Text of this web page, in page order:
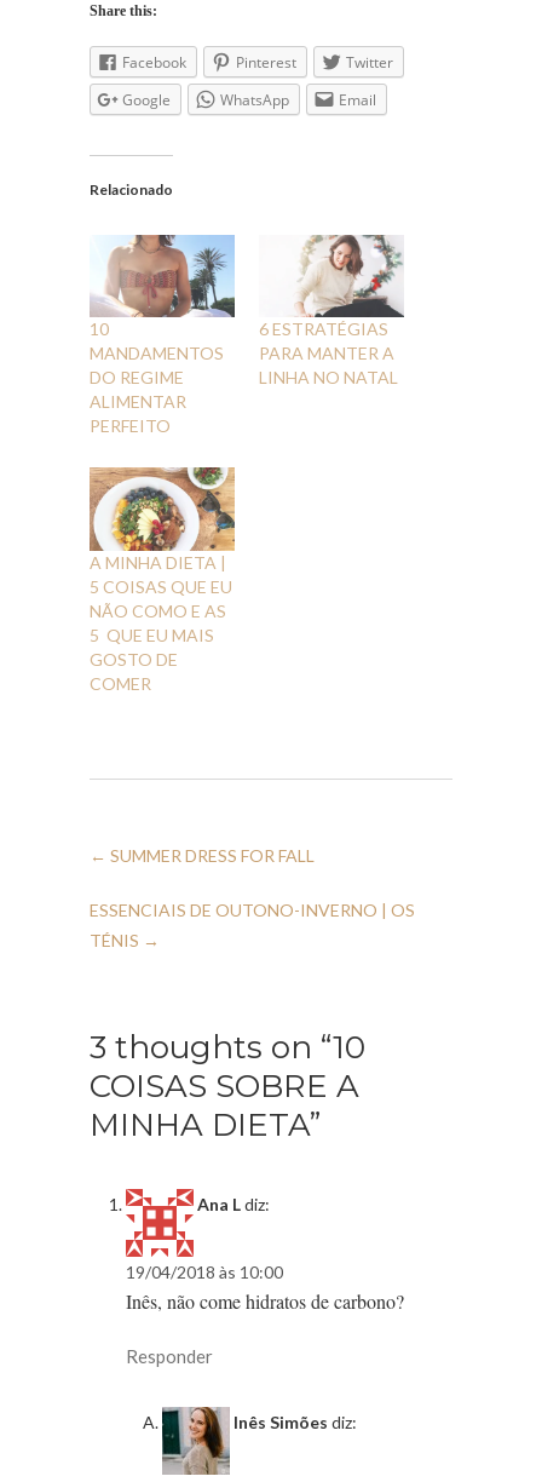
Share this:
Facebook Pinterest
Twitter
Google
WhatsApp Email
Relacionado
10
MANDAMENTOS
DO REGIME
ALIMENTAR
PERFEITO
6 ESTRATÉGIAS
PARA MANTER A
LINHA NO NATAL
A MINHA DIETA |
5 COISAS QUE EU
NÃO COMO E AS
5 QUE EU MAIS
GOSTO DE
COMER
← SUMMER DRESS FOR FALL
ESSENCIAIS DE OUTONO-INVERNO | OS
TÉNIS →
3 thoughts on “10
COISAS SOBRE A
MINHA DIETA”
Ana Ldiz:
19/04/2018 às 10:00
Inês, não come hidratos de carbono?
Responder
Inês Simões diz: